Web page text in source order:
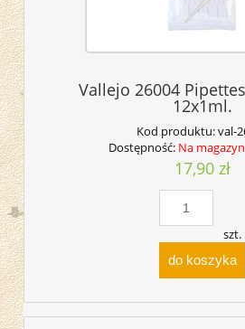
Vallejo 26004
12x1ml.
Kod produktu:val-
Dostępność: Na
17,90 zł
szt.
do koszyka